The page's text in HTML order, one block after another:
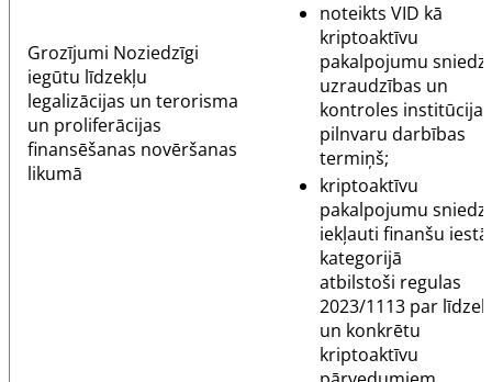
Grozījumi Noziedzīgi
iegūtu līdzekļu
legalizācijas un terorisma
un proliferācijas
finansēšanas novēršanas
likumā
noteikts VID kā
kriptoaktīvu
pakalpojumu
uzraudzības un
kontroles institūcijas
pilnvaru darbības
termiņš;
kriptoaktīvu
pakalpojumu
iekļauti finanšu
kategorijā
atbilstoši regulas
2023/1113 par
un konkrētu
kriptoaktīvu